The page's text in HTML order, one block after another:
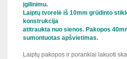
įgilinimu.
Laiptų tvorelė iš 10mm grūdinto
konstrukcija
atitraukta nuo sienos. Pakopos
sumontuotas apšvietimas.
Laiptų pakopos ir porankiai lakuoti